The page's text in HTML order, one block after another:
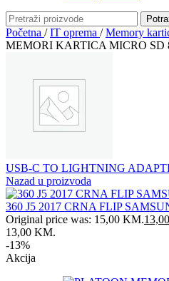
Početna / IT oprema / Memory
MEMORI KARTICA MICRO SD
USB-C TO LIGHTNING
Nazad u proizvoda
360 J5 2017 CRNA FLIP
Original price was: 15,00 KM.13,00
13,00 KM.
-13%
Akcija